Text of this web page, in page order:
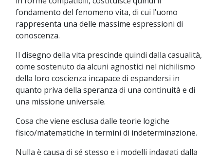
fondamento del fenomeno vita, di cui l’uomo
rappresenta una delle massime espressioni di
conoscenza.
Il disegno della vita prescinde quindi dalla casualità,
come sostenuto da alcuni agnostici nel nichilismo
della loro coscienza incapace di espandersi in
quanto priva della speranza di una continuità e di
una missione universale.
Cosa che viene esclusa dalle teorie logiche
fisico/matematiche in termini di indeterminazione.
Nulla è causa di sé stesso e i modelli indagati dalla